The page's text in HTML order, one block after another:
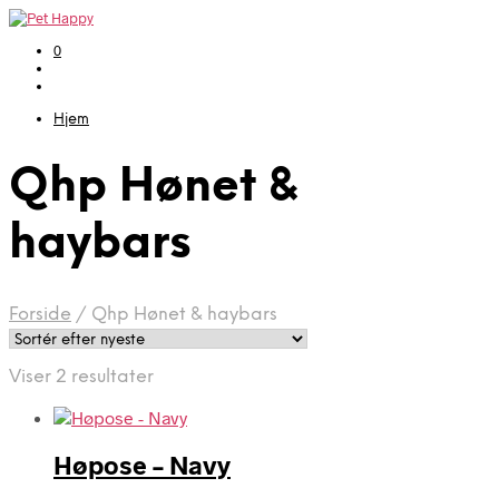
0
Hjem
Qhp Hønet &
haybars
Forside / Qhp Hønet & haybars
Viser 2 resultaterSorteret
seneste
Høpose – Navy